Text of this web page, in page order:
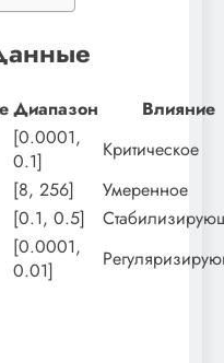
Диапазон
Влияние
[0.0001,
0.1]
Критическое
[8, 256]
Умеренное
[0.1, 0.5]
[0.0001,
0.01]